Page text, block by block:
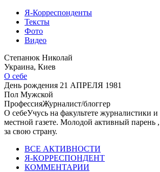
Я-Корреспонденты
Тексты
Фото
Видео
Степанюк Николай
Украина, Киев
О себе
День рождения 21 АПРЕЛЯ 1981
Пол Мужской
ПрофессияЖурналист/блоггер
О себеУчусь на факультете журналистики
местной газете. Молодой активный
за свою страну.
ВСЕ АКТИВНОСТИ
Я-КОРРЕСПОНДЕНТ
КОММЕНТАРИИ